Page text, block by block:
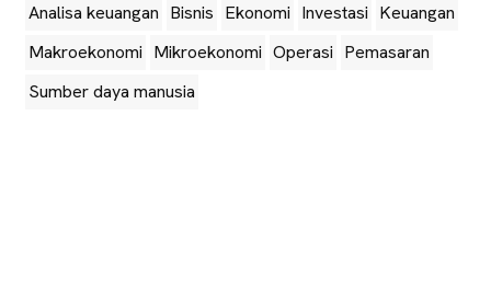
Analisa keuangan Bisnis Ekonomi Investasi Keuangan
Makroekonomi Mikroekonomi Operasi Pemasaran
Sumber daya manusia